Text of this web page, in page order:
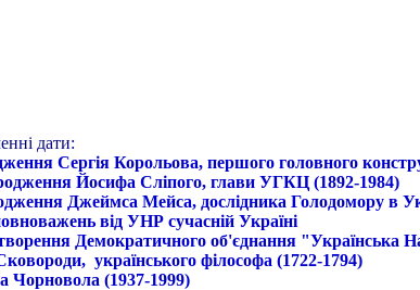
дати:
Сергія Корольова, першого головного
Йосифа Сліпого, глави УГКЦ (1892-1984)
Джеймса Мейса, дослідника Голодомору в
від УНР сучасній Україні
Демократичного об'єднання "Українська
українського філософа (1722-1794)
Чорновола (1937-1999)